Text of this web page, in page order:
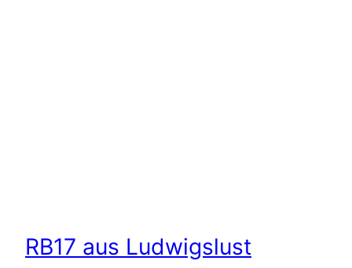
RB17 aus Ludwigslust